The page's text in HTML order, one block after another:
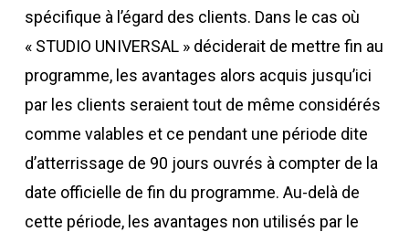
spécifique à l’égard des clients. Dans le cas où
« STUDIO UNIVERSAL » déciderait de mettre fin au
programme, les avantages alors acquis jusqu’ici
par les clients seraient tout de même considérés
comme valables et ce pendant une période dite
d’atterrissage de 90 jours ouvrés à compter de la
date officielle de fin du programme. Au-delà de
cette période, les avantages non utilisés par le